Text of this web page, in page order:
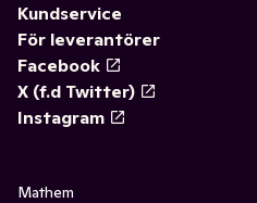
Kundservice
För leverantörer
Facebook
X (f.d Twitter)
Instagram
Mathem